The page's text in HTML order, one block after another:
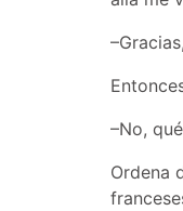
–No,
Ordena